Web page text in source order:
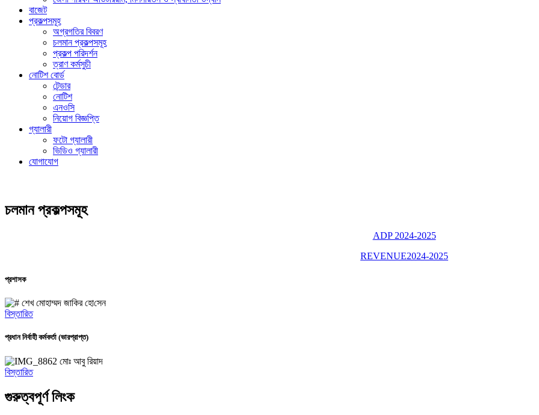
বাজেট
প্রকল্পসমূহ
অগ্রগতির বিবরণ
চলমান প্রকল্পসমূহ
প্রকল্প পরিদর্শন
ত্রাণ কর্মসুচী
নোটিশ বোর্ড
টেন্ডার
নোটিশ
এনওসি
নিয়োগ বিজ্ঞপ্তি
গ্যালারী
ফটো গ্যালারী
ভিডিও গ্যালারী
যোগাযোগ
চলমান প্রকল্পসমূহ
ADP 2024-2025
REVENUE2024-2025
প্রশাসক
শেখ মোহাম্মদ জা‌কির হো‌সেন
বিস্তারিত
প্রধান নির্বাহী কর্মকর্তা (ভারপ্রাপ্ত)
মোঃ আবু রিয়াদ
বিস্তারিত
গুরুত্বপূর্ণ লিংক